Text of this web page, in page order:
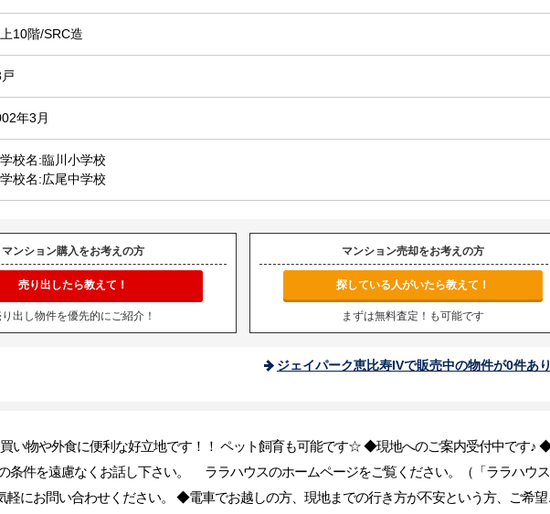
10階/SRC造
年3月
校名:臨川小学校
校名:広尾中学校
マンション購入をお考えの方
売り出したら教えて！
出し物件を優先的にご紹介！
マンション売却をお考えの方
探している人がいたら教えて！
まずは無料査定！も可能です
ジェイパーク恵比寿IVで販売中の物件が0件あり
買い物や外食に便利な好立地です！！ ペット飼育も可能です☆ ◆現地へのご案内受付中です♪
条件を遠慮なくお話し下さい。 ララハウスのホームページをご覧ください。（「ララハウ
軽にお問い合わせください。 ◆電車でお越しの方、現地までの行き方が不安という方、ご希